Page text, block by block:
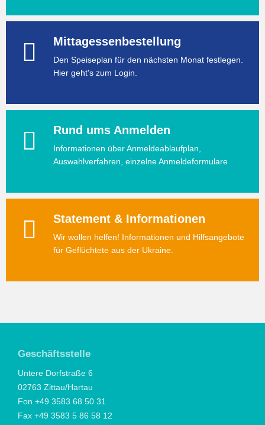
Mittagessenbestellung
Den Speiseplan für den nächsten Monat festlegen.
Hier geht's zum Login.
Rund ums Anmelden
Informationen über Anmeldeablaufplan,
Auswahlverfahren, einzelne Anmeldeformulare
Statement & Informationen
Wir wollen helfen! Informationen und Hilfsangebote
für Geflüchtete aus der Ukraine.
Geschäftsstelle
Untere Dorfstraße 6
02763 Zittau/Hartau
Fon +49 3583 68 50 31
Fax +49 3583 5 86 58 12